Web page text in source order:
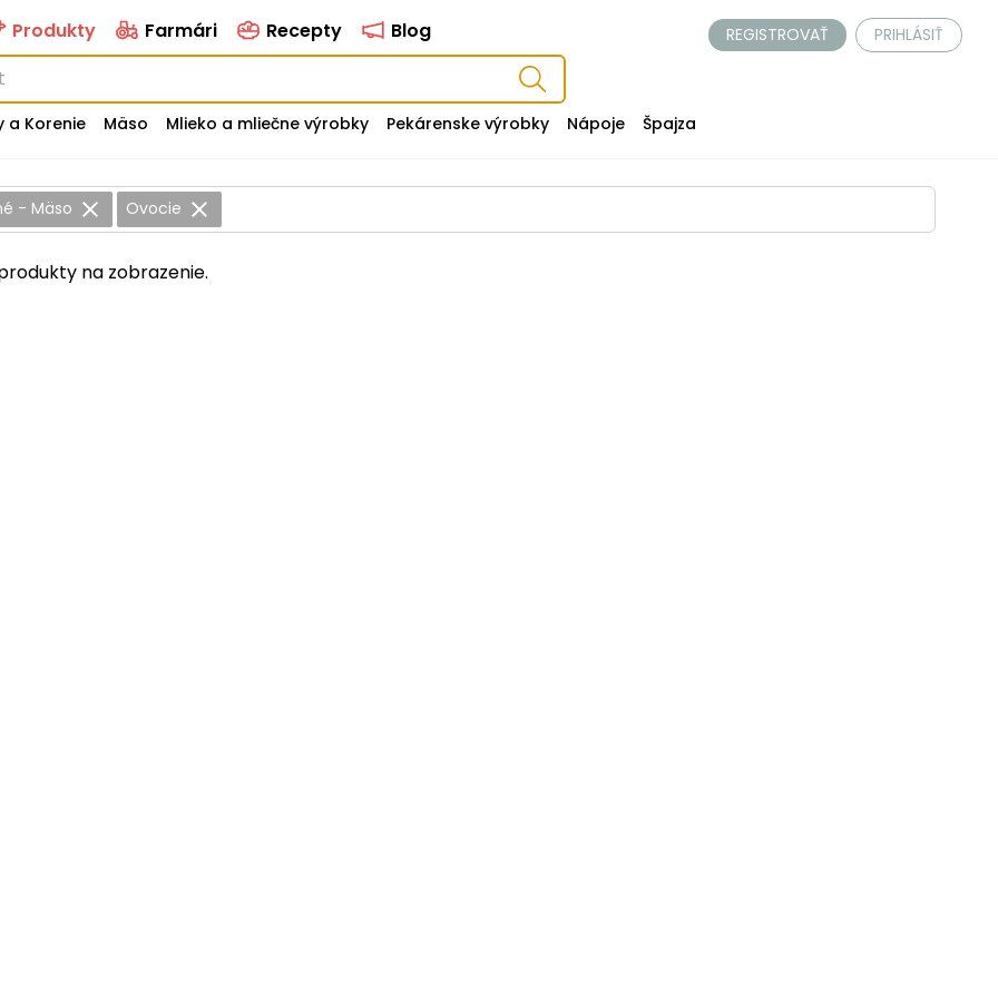
Produkty Farmári Recepty Blog REGISTROVAŤ PRIHLÁSIŤ
a Korenie Mäso Mlieko a mliečne výrobky Pekárenske výrobky Nápoje Špajza
- Mäso Ovocie
na zobrazenie.